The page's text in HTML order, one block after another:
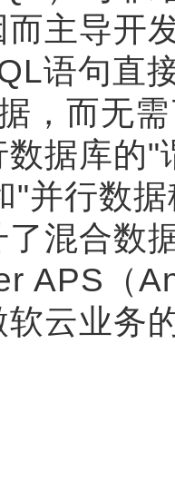
而主导开
语句直
，而无
数据库的
"并行数
混合数
APS（
软云业务